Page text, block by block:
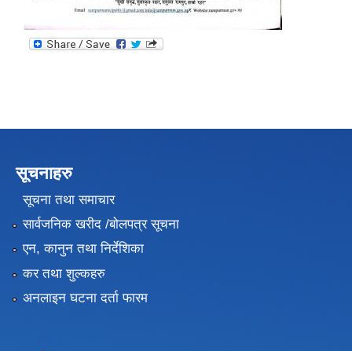
सूचनाहरु
सूचना तथा समाचार
सार्वजनिक खरीद /बोलपत्र सूचना
एन, कानुन तथा निर्देशिका
कर तथा शुल्कहरु
अनलाइन घटना दर्ता फारम